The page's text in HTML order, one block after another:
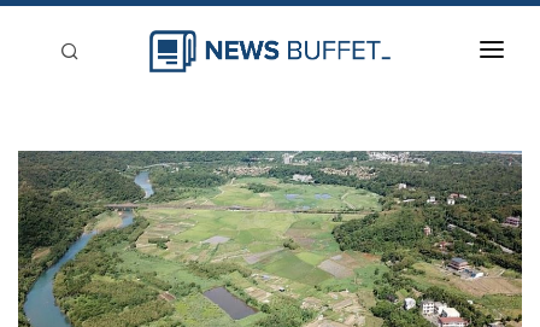
新聞稿分類
登入
刊登